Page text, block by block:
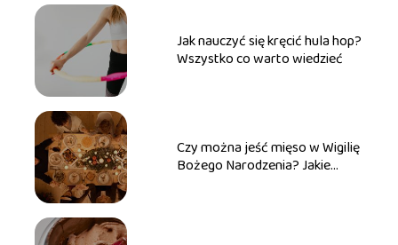
Jak nauczyć się kręcić hula hop?
Wszystko co warto wiedzieć
Czy można jeść mięso w Wigilię
Bożego Narodzenia? Jakie